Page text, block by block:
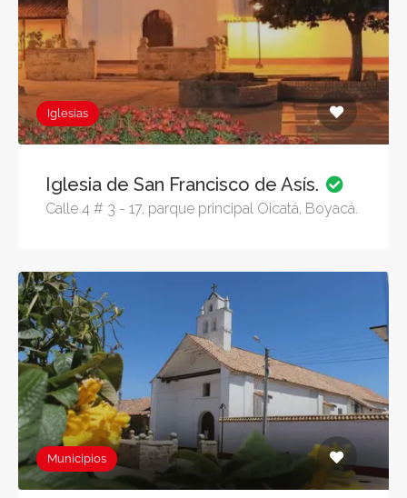
Iglesias
Iglesia de San Francisco de Asís.
Calle 4 # 3 - 17, parque principal Oicatá, Boyacá.
Municipios